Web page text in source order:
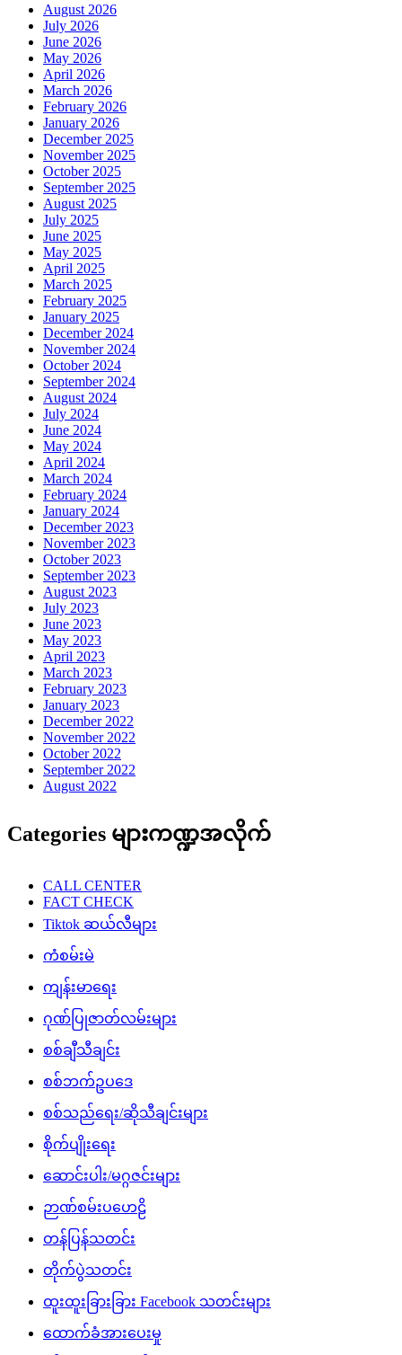
August 2026
July 2026
June 2026
May 2026
April 2026
March 2026
February 2026
January 2026
December 2025
November 2025
October 2025
September 2025
August 2025
July 2025
June 2025
May 2025
April 2025
March 2025
February 2025
January 2025
December 2024
November 2024
October 2024
September 2024
August 2024
July 2024
June 2024
May 2024
April 2024
March 2024
February 2024
January 2024
December 2023
November 2023
October 2023
September 2023
August 2023
July 2023
June 2023
May 2023
April 2023
March 2023
February 2023
January 2023
December 2022
November 2022
October 2022
September 2022
August 2022
Categories များကဏ္ဍအလိုက်
CALL CENTER
FACT CHECK
Tiktok ဆယ်လီများ
ကံစမ်းမဲ
ကျန်းမာရေး
ဂုဏ်ပြုဇာတ်လမ်းများ
စစ်ချီသီချင်း
စစ်ဘက်ဥပဒေ
စစ်သည်ရေး/ဆိုသီချင်းများ
စိုက်ပျိုးရေး
ဆောင်းပါး/မဂ္ဂဇင်းများ
ဉာဏ်စမ်းပဟေဠိ
တန်ပြန်သတင်း
တိုက်ပွဲသတင်း
ထူးထူးခြားခြား Facebook သတင်းများ
ထောက်ခံအားပေးမှု